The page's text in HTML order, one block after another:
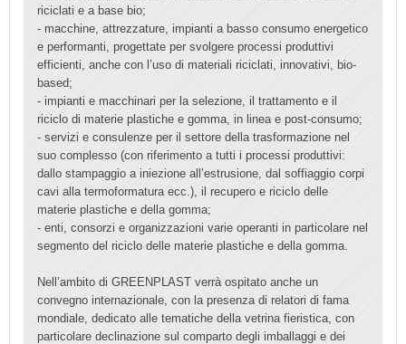
riciclati e a base bio;
- macchine, attrezzature, impianti a basso consumo energetico
e performanti, progettate per svolgere processi produttivi
efficienti, anche con l’uso di materiali riciclati, innovativi, bio-
based;
- impianti e macchinari per la selezione, il trattamento e il
riciclo di materie plastiche e gomma, in linea e post-consumo;
- servizi e consulenze per il settore della trasformazione nel
suo complesso (con riferimento a tutti i processi produttivi:
dallo stampaggio a iniezione all’estrusione, dal soffiaggio corpi
cavi alla termoformatura ecc.), il recupero e riciclo delle
materie plastiche e della gomma;
- enti, consorzi e organizzazioni varie operanti in particolare nel
segmento del riciclo delle materie plastiche e della gomma.
Nell’ambito di GREENPLAST verrà ospitato anche un
convegno internazionale, con la presenza di relatori di fama
mondiale, dedicato alle tematiche della vetrina fieristica, con
particolare declinazione sul comparto degli imballaggi e dei